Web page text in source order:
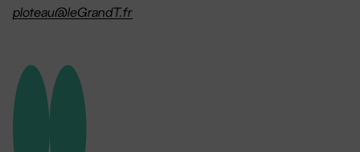
ploteau@leGrandT.fr